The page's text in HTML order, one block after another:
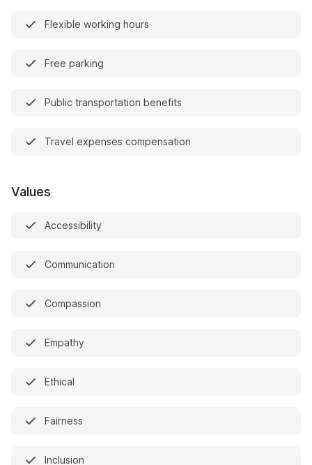
Flexible working hours
Free parking
Public transportation benefits
Travel expenses compensation
Values
Accessibility
Communication
Compassion
Empathy
Ethical
Fairness
Inclusion